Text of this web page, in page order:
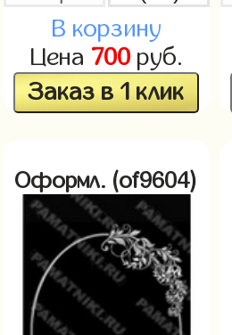
В корзину
Цена 700руб.
Заказ в 1 клик
Оформл. (of9604)